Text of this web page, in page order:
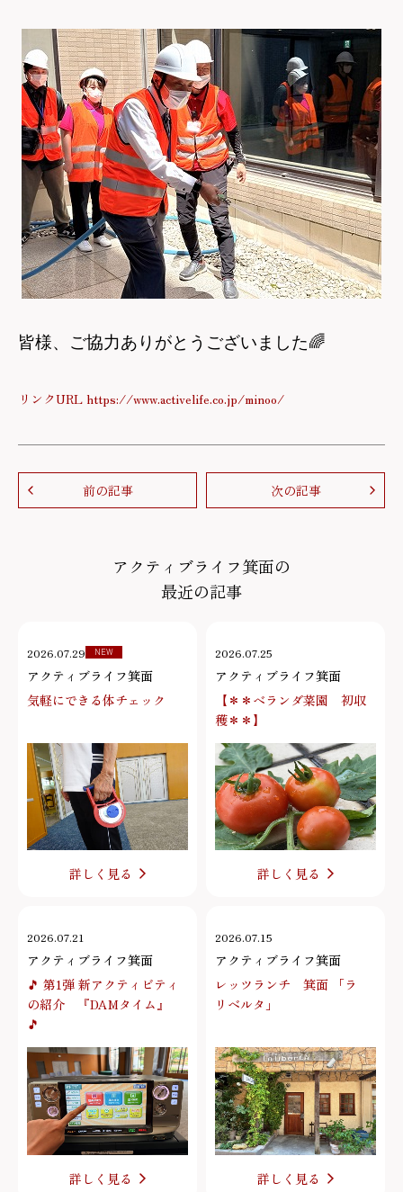
皆様、ご協力ありがとうございました🌈
リンクURL https://www.activelife.co.jp/minoo/
前の記事 次の記事
アクティブライフ箕面の
最近の記事
2026.07.29 NEW
アクティブライフ箕面
気軽にできる体チェック
詳しく見る
2026.07.25
アクティブライフ箕面
【＊＊ベランダ菜園 初収
穫＊＊】
詳しく見る
2026.07.21
アクティブライフ箕面
🎵 第1弾 新アクティビティ
の紹介 『DAMタイム』
🎵
詳しく見る
2026.07.15
アクティブライフ箕面
レッツランチ 箕面 「ラ
リベルタ」
詳しく見る